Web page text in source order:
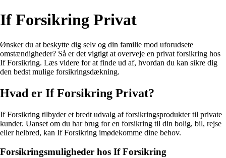
If Forsikring Privat
Ønsker du at beskytte dig selv og din familie mod uforudsete
omstændigheder? Så er det vigtigt at overveje en privat forsikring hos
If Forsikring. Læs videre for at finde ud af, hvordan du kan sikre dig
den bedst mulige forsikringsdækning.
Hvad er If Forsikring Privat?
If Forsikring tilbyder et bredt udvalg af forsikringsprodukter til private
kunder. Uanset om du har brug for en forsikring til din bolig, bil, rejse
eller helbred, kan If Forsikring imødekomme dine behov.
Forsikringsmuligheder hos If Forsikring